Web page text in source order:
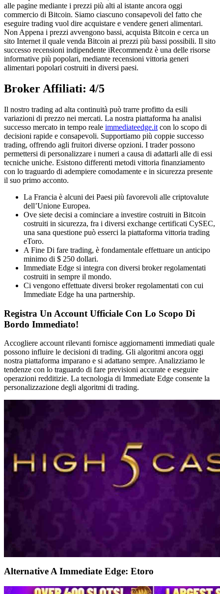
alle pagine mediante i prezzi più alti al istante ancora oggi
commercio di Bitcoin. Siamo ciascuno consapevoli del fatto che
eseguire trading vuol dire acquistare e vendere generi alimentari.
Non Appena i prezzi avvengono bassi, acquista Bitcoin e cerca un
sito Internet il quale venda Bitcoin ai prezzi più bassi possibili. Il sito
successo recensioni indipendente iRecommendz è una delle risorse
informative più popolari, mediante recensioni vittoria generi
alimentari popolari costruiti in diversi paesi.
Broker Affiliati: 4/5
Il nostro trading ad alta continuità può trarre profitto da esili
variazioni di prezzo nei mercati. La nostra piattaforma ha analisi
successo mercato in tempo reale immediateedge.it con lo scopo di
decisioni rapide e consapevoli. Supportiamo più coppie successo
trading, offrendo agli fruitori diverse opzioni. I trader possono
permettersi di personalizzare i numeri a causa di adattarli alle di essi
tecniche uniche. Esistono differenti metodi vittoria finanziamento
con lo traguardo di adempiere comodamente e in sicurezza presente
il suo primo acconto.
La Francia è alcuni dei Paesi più favorevoli alle criptovalute
dell’Unione Europea.
Ove siete decisi a cominciare a investire costruiti in Bitcoin
costruiti in sicurezza, fra i diversi exchange certificati CySEC,
una sana questione può esserci la piattaforma vittoria trading
eToro.
A Fine Di fare trading, è fondamentale effettuare un anticipo
minimo di $ 250 dollari.
Immediate Edge si integra con diversi broker regolamentati
costruiti in sempre il mondo.
Ci vengono effettuate diversi broker regolamentati con cui
Immediate Edge ha una partnership.
Registra Un Account Ufficiale Con Lo Scopo Di
Bordo Immediato!
Accogliere account rilevanti fornisce aggiornamenti immediati quale
possono influire le decisioni di trading. Gli algoritmi ancora oggi
nostra piattaforma imparano e si adattano sempre. Analizziamo le
tendenze con lo traguardo di fare previsioni accurate e eseguire
operazioni redditizie. La tecnologia di Immediate Edge consente la
personalizzazione degli algoritmi di trading.
Alternative A Immediate Edge: Etoro